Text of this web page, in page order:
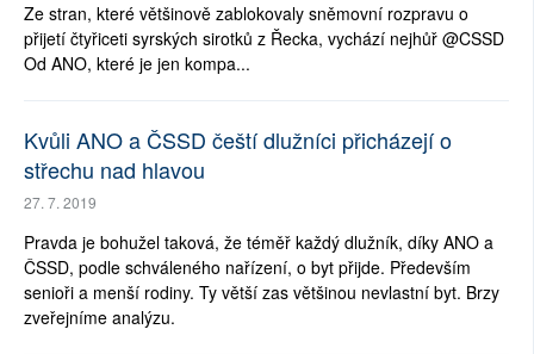
Ze stran, které většinově zablokovaly sněmovní rozpravu o
přijetí čtyřiceti syrských sirotků z Řecka, vychází nejhůř @CSSD
Od ANO, které je jen kompa...
Kvůli ANO a ČSSD čeští dlužníci přicházejí o
střechu nad hlavou
27. 7. 2019
Pravda je bohužel taková, že téměř každý dlužník, díky ANO a
ČSSD, podle schváleného nařízení, o byt přijde. Především
senioři a menší rodiny. Ty větší zas většinou nevlastní byt. Brzy
zveřejníme analýzu.